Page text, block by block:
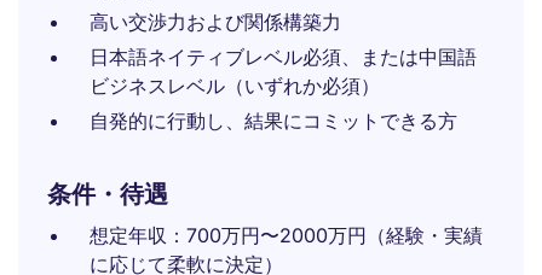
高い交渉力および関係構築力
日本語ネイティブレベル必須、または中国語
ビジネスレベル（いずれか必須）
自発的に行動し、結果にコミットできる方
条件・待遇
想定年収：700万円〜2000万円（経験・実績
に応じて柔軟に決定）